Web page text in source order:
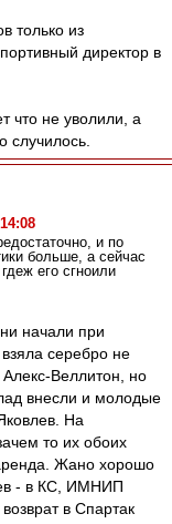
только из
директор в
что не уволили, а
случилось.
и по
больше, а сейчас
его сгноили
начали при
серебро не
Алекс-Веллитон, но
внесли и молодые
На
то их обоих
Жано хорошо
- в КС, ИМНИП
в Спартак